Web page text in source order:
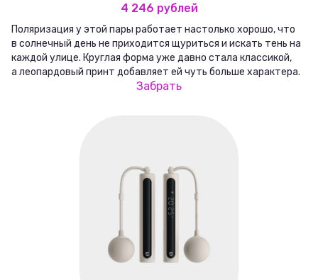
4 246 рублей
Поляризация у этой пары работает настолько хорошо, что
в солнечный день не приходится щуриться и искать тень на
каждой улице. Круглая форма уже давно стала классикой,
а леопардовый принт добавляет ей чуть больше характера.
Забрать